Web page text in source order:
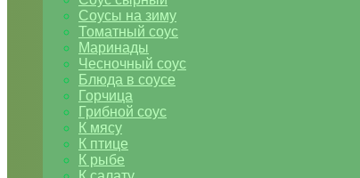
Соусы на зиму
Томатный соус
Маринады
Чесночный соус
Блюда в соусе
Горчица
Грибной соус
К мясу
К птице
К рыбе